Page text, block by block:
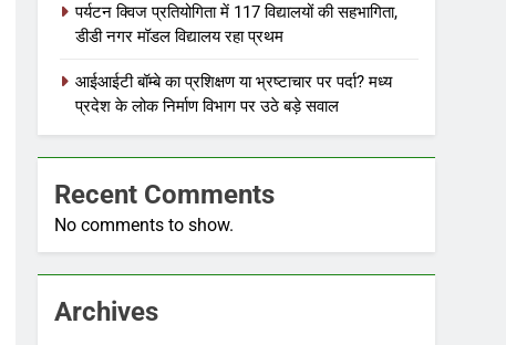
पर्यटन क्विज प्रतियोगिता में 117 विद्यालयों की सहभागिता,
डीडी नगर मॉडल विद्यालय रहा प्रथम
आईआईटी बॉम्बे का प्रशिक्षण या भ्रष्टाचार पर पर्दा? मध्य
प्रदेश के लोक निर्माण विभाग पर उठे बड़े सवाल
Recent Comments
No comments to show.
Archives